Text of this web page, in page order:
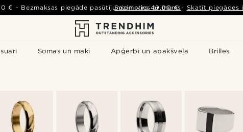
Somas un maki Apģērbi un apakšveļa Brilles
€ - Bezmaksas piegāde pasūtījumiem virs49,00 € - Skatīt piegādes
Sazinieties ar mums